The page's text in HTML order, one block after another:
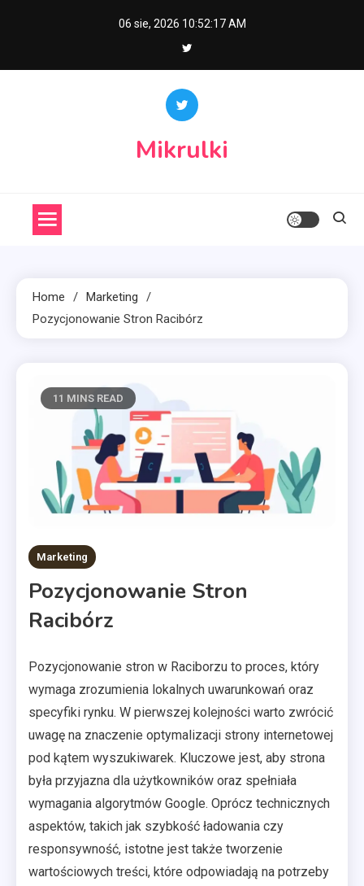
06 sie, 2026 10:52:18 AM
Mikrulki
Home
Marketing
Pozycjonowanie Stron Racibórz
11 MINS READ
Marketing
Pozycjonowanie Stron
Racibórz
Pozycjonowanie stron w Raciborzu to proces, który
wymaga zrozumienia lokalnych uwarunkowań oraz
specyfiki rynku. W pierwszej kolejności warto zwrócić
uwagę na znaczenie optymalizacji strony internetowej
pod kątem wyszukiwarek. Kluczowe jest, aby strona
była przyjazna dla użytkowników oraz spełniała
wymagania algorytmów Google. Oprócz technicznych
aspektów, takich jak szybkość ładowania czy
responsywność, istotne jest także tworzenie
wartościowych treści, które odpowiadają na potrzeby